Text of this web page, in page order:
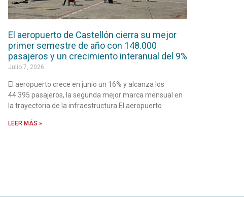
El aeropuerto de Castellón cierra su mejor
primer semestre de año con 148.000
pasajeros y un crecimiento interanual del 9%
Julio 7, 2026
El aeropuerto crece en junio un 16% y alcanza los
44.395 pasajeros, la segunda mejor marca mensual en
la trayectoria de la infraestructura El aeropuerto
LEER MÁS »